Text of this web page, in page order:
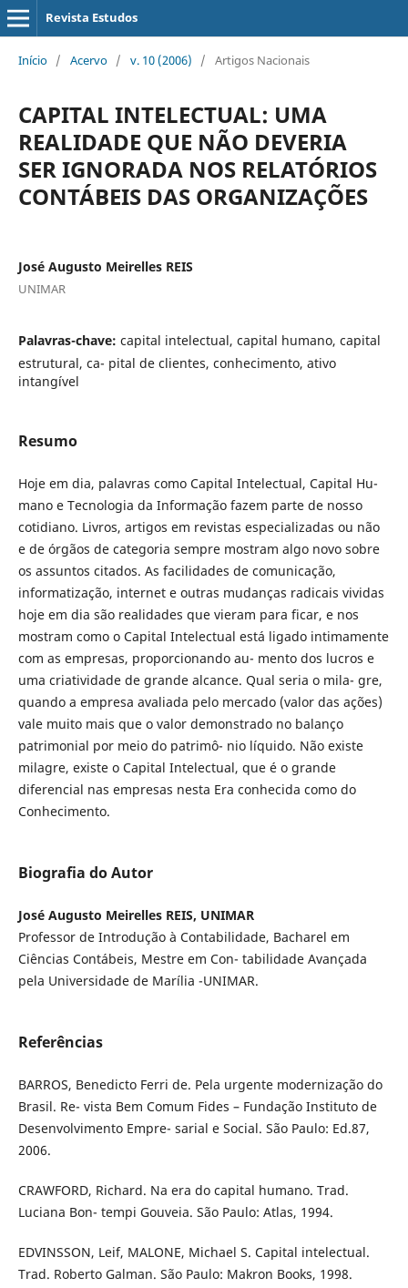
Revista Estudos
Início / Acervo / v. 10 (2006) / Artigos Nacionais
CAPITAL INTELECTUAL: UMA
REALIDADE QUE NÃO DEVERIA
SER IGNORADA NOS RELATÓRIOS
CONTÁBEIS DAS ORGANIZAÇÕES
José Augusto Meirelles REIS
UNIMAR
Palavras-chave: capital intelectual, capital humano, capital
estrutural, ca- pital de clientes, conhecimento, ativo
intangível
Resumo
Hoje em dia, palavras como Capital Intelectual, Capital Hu-
mano e Tecnologia da Informação fazem parte de nosso
cotidiano. Livros, artigos em revistas especializadas ou não
e de órgãos de categoria sempre mostram algo novo sobre
os assuntos citados. As facilidades de comunicação,
informatização, internet e outras mudanças radicais vividas
hoje em dia são realidades que vieram para ficar, e nos
mostram como o Capital Intelectual está ligado intimamente
com as empresas, proporcionando au- mento dos lucros e
uma criatividade de grande alcance. Qual seria o mila- gre,
quando a empresa avaliada pelo mercado (valor das ações)
vale muito mais que o valor demonstrado no balanço
patrimonial por meio do patrimô- nio líquido. Não existe
milagre, existe o Capital Intelectual, que é o grande
diferencial nas empresas nesta Era conhecida como do
Conhecimento.
Biografia do Autor
José Augusto Meirelles REIS, UNIMAR
Professor de Introdução à Contabilidade, Bacharel em
Ciências Contábeis, Mestre em Con- tabilidade Avançada
pela Universidade de Marília -UNIMAR.
Referências
BARROS, Benedicto Ferri de. Pela urgente modernização do
Brasil. Re- vista Bem Comum Fides – Fundação Instituto de
Desenvolvimento Empre- sarial e Social. São Paulo: Ed.87,
2006.
CRAWFORD, Richard. Na era do capital humano. Trad.
Luciana Bon- tempi Gouveia. São Paulo: Atlas, 1994.
EDVINSSON, Leif, MALONE, Michael S. Capital intelectual.
Trad. Roberto Galman. São Paulo: Makron Books, 1998.